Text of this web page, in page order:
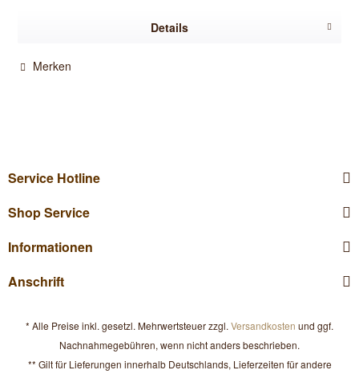
Details
Merken
Service Hotline
Shop Service
Informationen
Anschrift
* Alle Preise inkl. gesetzl. Mehrwertsteuer zzgl. Versandkosten und ggf.
Nachnahmegebühren, wenn nicht anders beschrieben.
** Gilt für Lieferungen innerhalb Deutschlands, Lieferzeiten für andere